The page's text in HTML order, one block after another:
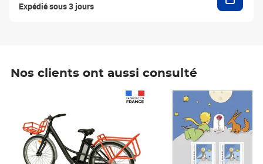
Expédié sous 3 jours
Nos clients ont aussi consulté
Prix 7,50€